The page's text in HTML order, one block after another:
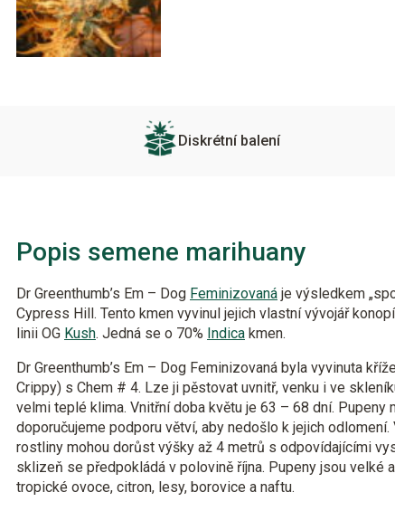
Diskrétní balení
Popis semene marihuany
Dr Greenthumb’s Em – Dog Feminizovaná je výsledkem
Cypress Hill. Tento kmen vyvinul jejich vlastní vývojář
linii OG Kush. Jedná se o 70% Indica kmen.
Dr Greenthumb’s Em – Dog Feminizovaná byla vyvinuta
Crippy) s Chem # 4. Lze ji pěstovat uvnitř, venku i ve
velmi teplé klima. Vnitřní doba květu je 63 – 68 dní. Pupeny
doporučujeme podporu větví, aby nedošlo k jejich
rostliny mohou dorůst výšky až 4 metrů s odpovídajícími
sklizeň se předpokládá v polovině října. Pupeny jsou velké
tropické ovoce, citron, lesy, borovice a naftu.